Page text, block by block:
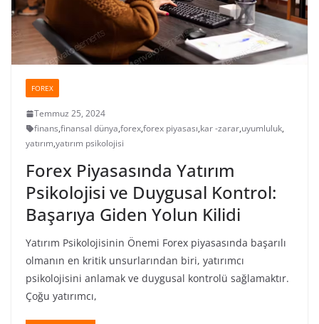
FOREX
Temmuz 25, 2024
finans,finansal dünya,forex,forex piyasası,kar -zarar,uyumluluk,
yatırım,yatırım psikolojisi
Forex Piyasasında Yatırım
Psikolojisi ve Duygusal Kontrol:
Başarıya Giden Yolun Kilidi
Yatırım Psikolojisinin Önemi Forex piyasasında başarılı
olmanın en kritik unsurlarından biri, yatırımcı
psikolojisini anlamak ve duygusal kontrolü sağlamaktır.
Çoğu yatırımcı,